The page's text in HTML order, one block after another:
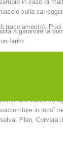
PEER
in caso di
sulla
a garantire la
ferito.
del soccorso
in loco”
Plan, Corvara
tracciamento).